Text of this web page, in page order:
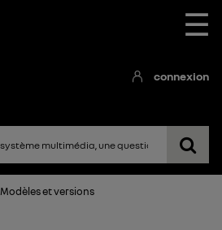
☰
connexion
Modèles et versions